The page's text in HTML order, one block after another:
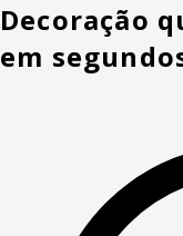
Decoração
em